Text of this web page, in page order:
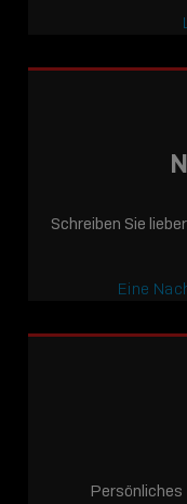
Schreiben Sie
Eine
Persönliches